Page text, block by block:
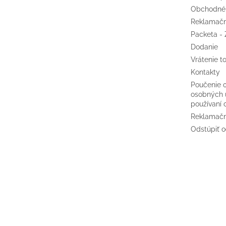
Packeta -
Dodanie
Vrátenie
Kontakty
Poučenie
osobných
používaní
Odstúpiť